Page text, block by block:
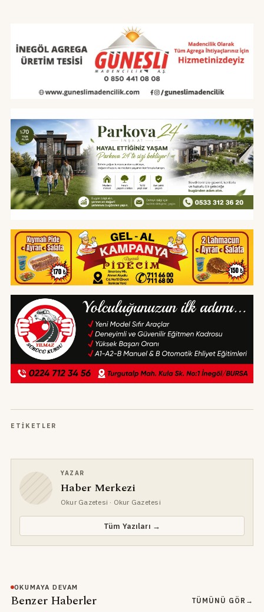
ETIKETLER
YAZAR
Haber Merkezi
Okur Gazetesi · Okur Gazetesi
Tüm Yazıları →
OKUMAYA DEVAM
Benzer Haberler TÜMÜNÜ GÖR →